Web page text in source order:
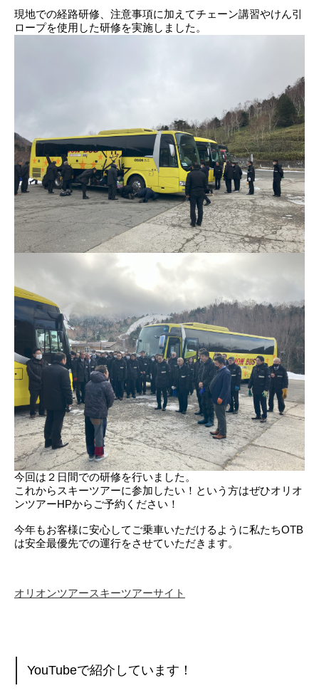
現地での経路研修、注意事項に加えてチェーン講習やけん引
ロープを使用した研修を実施しました。
今回は２日間での研修を行いました。
これからスキーツアーに参加したい！という方はぜひオリオ
ンツアーHPからご予約ください！
今年もお客様に安心してご乗車いただけるように私たちOTB
は安全最優先での運行をさせていただきます。
オリオンツアースキーツアーサイト
YouTubeで紹介しています！